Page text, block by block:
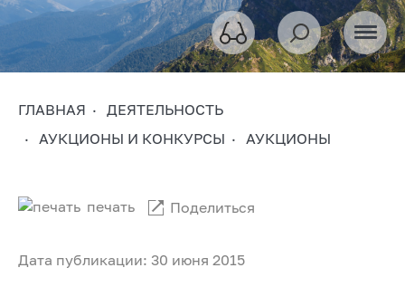
ГЛАВНАЯ
ДЕЯТЕЛЬНОСТЬ
АУКЦИОНЫ И КОНКУРСЫ
АУКЦИОНЫ
Дата публикации: 30 июня 2015
печать Поделиться